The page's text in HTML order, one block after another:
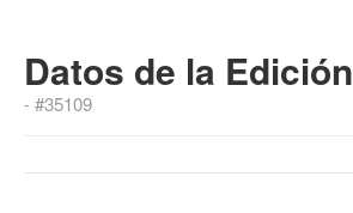
Datos de la Edición
- #35109